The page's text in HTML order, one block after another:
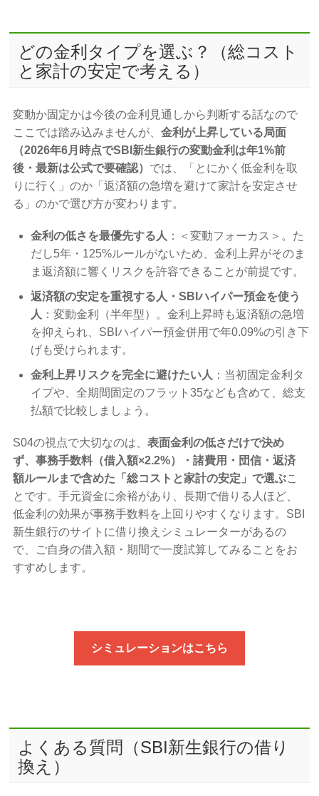
どの金利タイプを選ぶ？（総コスト
と家計の安定で考える）
変動か固定かは今後の金利見通しから判断する話なので
ここでは踏み込みませんが、金利が上昇している局面
（2026年6月時点でSBI新生銀行の変動金利は年1%前
後・最新は公式で要確認） では、「とにかく低金利を取
りに行く」のか「返済額の急増を避けて家計を安定させ
る」のかで選び方が変わります。
金利の低さを最優先する人 ：＜変動フォーカス＞。た
だし5年・125%ルールがないため、金利上昇がそのま
ま返済額に響くリスクを許容できることが前提です。
返済額の安定を重視する人・SBIハイパー預金を使う
人 ：変動金利（半年型）。金利上昇時も返済額の急増
を抑えられ、SBIハイパー預金併用で年0.09%の引き下
げも受けられます。
金利上昇リスクを完全に避けたい人 ：当初固定金利タ
イプや、全期間固定のフラット35なども含めて、総支
払額で比較しましょう。
S04の視点で大切なのは、表面金利の低さだけで決め
ず、事務手数料（借入額×2.2%）・諸費用・団信・返済
額ルールまで含めた「総コストと家計の安定」で選ぶこ
とです。手元資金に余裕があり、長期で借りる人ほど、
低金利の効果が事務手数料を上回りやすくなります。SBI
新生銀行のサイトに借り換えシミュレーターがあるの
で、ご自身の借入額・期間で一度試算してみることをお
すすめします。
シミュレーションはこちら
よくある質問（SBI新生銀行の借り
換え）